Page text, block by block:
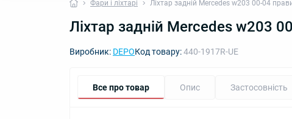
Фари і ліхтарі Ліхтар задній Mercedes w203 00-04
Ліхтар задній Mercedes w203
Виробник: DEPOКод товару:440-1917R-UE
Все про товар Опис Застосовність